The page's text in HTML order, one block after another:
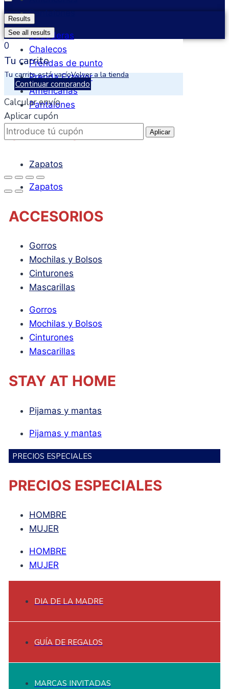
Pantalones
Sudaderas
Chalecos
Prendas de punto
Prenda Exterior
Americanas
Pantalones
CALZADO
Zapatos
Zapatos
ACCESORIOS
Gorros
Mochilas y Bolsos
Cinturones
Mascarillas
Gorros
Mochilas y Bolsos
Cinturones
Mascarillas
STAY AT HOME
Pijamas y mantas
Pijamas y mantas
PRECIOS ESPECIALES
PRECIOS ESPECIALES
HOMBRE
MUJER
HOMBRE
MUJER
DIA DE LA MADRE
GUÍA DE REGALOS
MARCAS INVITADAS
Results
See all results
0
Tu carrito
Tu carrito está vacíoVolver a la tienda
Continuar comprando
Calcular envío
Aplicar cupón
Aplicar